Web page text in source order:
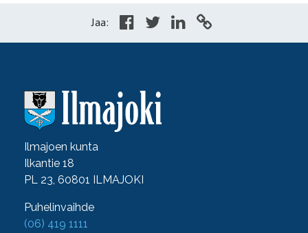
Jaa:
Ilmajoen kunta
Ilkantie 18
PL 23, 60801 ILMAJOKI
Puhelinvaihde
(06) 419 1111